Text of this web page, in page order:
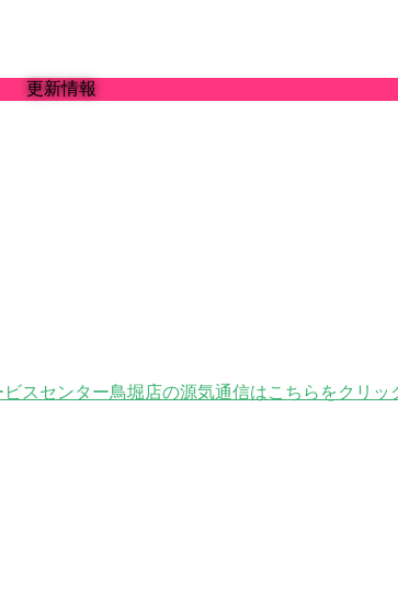
更新情報
スセンター鳥堀店の源気通信はこちらをクリッ